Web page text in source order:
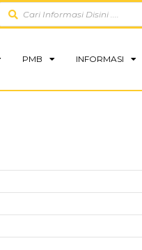
PMB INFORMASI